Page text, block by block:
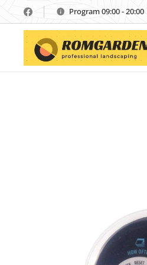
Program 09:00 - 20:00